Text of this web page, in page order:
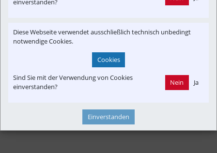
Ticket&Tarif
einverstanden?
Diese Webseite verwendet ausschließlich technisch unbedingt
notwendige Cookies.
Cookies
Sind Sie mit der Verwendung von Cookies
einverstanden?
Nein Ja
Einverstanden